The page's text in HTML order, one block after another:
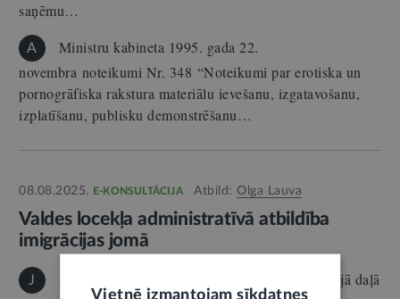
saņēmu…
A
Ministru kabineta 1995. gada 22.
novembra noteikumi Nr. 348 “Noteikumi par erotiska un
pornogrāfiska rakstura materiālu ievešanu, izgatavošanu,
izplatīšanu, publisku demonstrēšanu…
08.08.2025. E-KONSULTĀCIJA Atbild: Olga Lauva
Valdes locekļa administratīvā atbildība
imigrācijas jomā
J
Administratīvās atbildības likuma 8. panta otrajā daļā
Vietnē izmantojam sīkdatnes